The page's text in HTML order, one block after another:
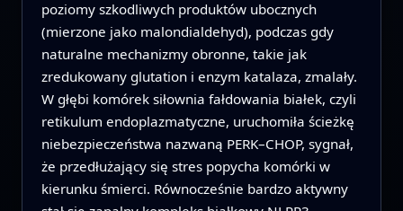
poziomy szkodliwych produktów ubocznych
(mierzone jako malondialdehyd), podczas gdy
naturalne mechanizmy obronne, takie jak
zredukowany glutation i enzym katalaza, zmalały.
W głębi komórek siłownia fałdowania białek, czyli
retikulum endoplazmatyczne, uruchomiła ścieżkę
niebezpieczeństwa nazwaną PERK–CHOP, sygnał,
że przedłużający się stres popycha komórki w
kierunku śmierci. Równocześnie bardzo aktywny